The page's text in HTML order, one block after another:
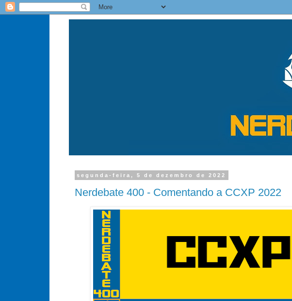
segunda-feira, 5 de dezembro de 2022
Nerdebate 400 - Comentando a CCXP 2022